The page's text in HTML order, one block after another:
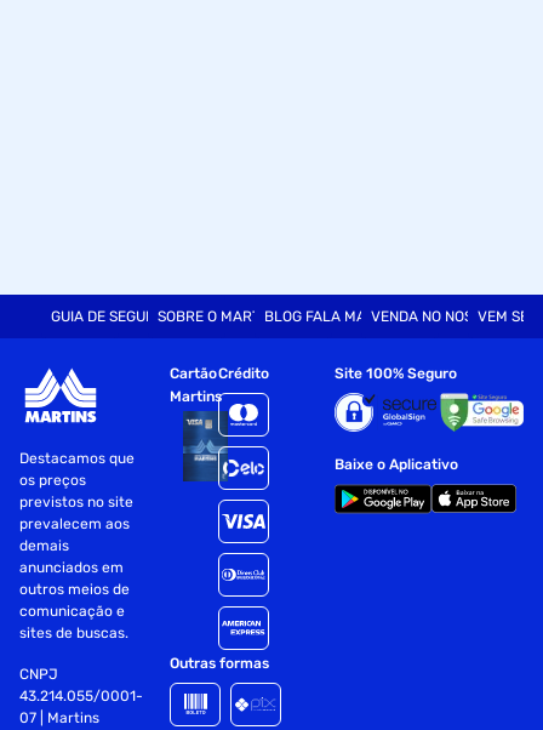
GUIA DE SEGURANÇASOBRE O MARTINSBLOG FALA MARTVENDA NO NOSSO SITE
VEM SER
Destacamos que
os preços
previstos no site
prevalecem aos
demais
anunciados em
outros meios de
comunicação e
sites de buscas.
CNPJ
43.214.055/0001-
07 | Martins
Cartão
Martins
Crédito
Outras formas
Site 100% Seguro
Baixe o Aplicativo